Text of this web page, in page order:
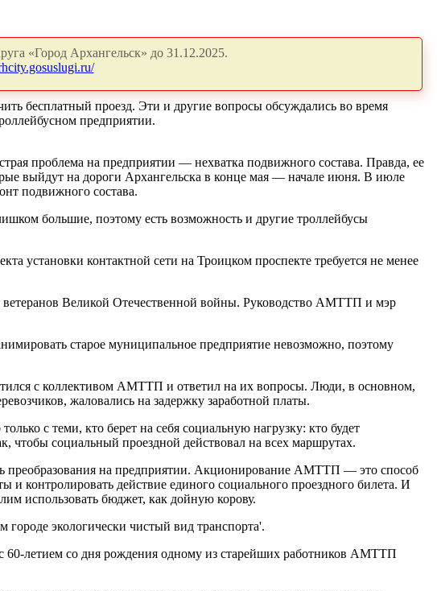
«Город Архангельск» до 31.12.2025.
бесплатный проезд. Эти и другие вопросы обсуждались во время
предприятии.
проблема на предприятии — нехватка подвижного состава. Правда, ее
выйдут на дороги Архангельска в конце мая — начале июня. В июле
подвижного состава.
большие, поэтому есть возможность и другие троллейбусы
установки контактной сети на Троицком проспекте требуется не менее
Великой Отечественной войны. Руководство АМТТП и мэр
старое муниципальное предприятие невозможно, поэтому
с коллективом АМТТП и ответил на их вопросы. Люди, в основном,
жаловались на задержку заработной платы.
с теми, кто берет на себя социальную нагрузку: кто будет
чтобы социальный проездной действовал на всех маршрутах.
преобразования на предприятии. Акционирование АМТТП — это способ
контролировать действие единого социального проездного билета. И
использовать бюджет, как дойную корову.
городе экологически чистый вид транспорта'.
60-летием со дня рождения одному из старейших работников АМТТП